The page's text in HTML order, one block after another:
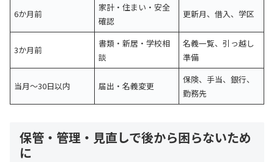
6か月前
家計・住まい・安全
確認
更新月、借入、学区
3か月前
書類・新居・学校相
談
名義一覧、引っ越し
準備
当月〜30日以内 届出・名義変更
保険、手当、銀行、
勤務先
保管・管理・見直しで後から困らないため
に